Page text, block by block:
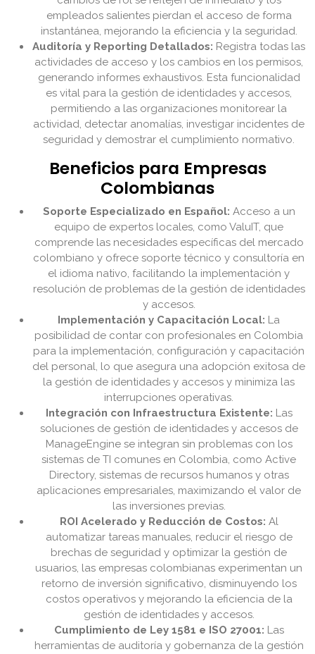
empleados salientes pierdan el acceso de forma
instantánea, mejorando la eficiencia y la seguridad.
Auditoría y Reporting Detallados: Registra todas las
actividades de acceso y los cambios en los permisos,
generando informes exhaustivos. Esta funcionalidad
es vital para la gestión de identidades y accesos,
permitiendo a las organizaciones monitorear la
actividad, detectar anomalías, investigar incidentes de
seguridad y demostrar el cumplimiento normativo.
Beneficios para Empresas
Colombianas
Soporte Especializado en Español: Acceso a un
equipo de expertos locales, como ValuIT, que
comprende las necesidades específicas del mercado
colombiano y ofrece soporte técnico y consultoría en
el idioma nativo, facilitando la implementación y
resolución de problemas de la gestión de identidades
y accesos.
Implementación y Capacitación Local: La
posibilidad de contar con profesionales en Colombia
para la implementación, configuración y capacitación
del personal, lo que asegura una adopción exitosa de
la gestión de identidades y accesos y minimiza las
interrupciones operativas.
Integración con Infraestructura Existente: Las
soluciones de gestión de identidades y accesos de
ManageEngine se integran sin problemas con los
sistemas de TI comunes en Colombia, como Active
Directory, sistemas de recursos humanos y otras
aplicaciones empresariales, maximizando el valor de
las inversiones previas.
ROI Acelerado y Reducción de Costos: Al
automatizar tareas manuales, reducir el riesgo de
brechas de seguridad y optimizar la gestión de
usuarios, las empresas colombianas experimentan un
retorno de inversión significativo, disminuyendo los
costos operativos y mejorando la eficiencia de la
gestión de identidades y accesos.
Cumplimiento de Ley 1581 e ISO 27001: Las
herramientas de auditoría y gobernanza de la gestión